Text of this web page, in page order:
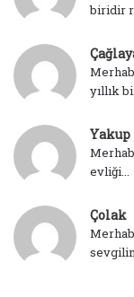
biridir
yıllık
Yakup
evliği...
Çolak